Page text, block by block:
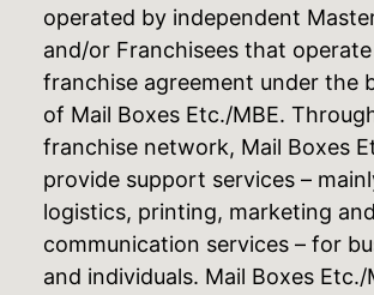
operated by independent
and/or Franchisees that
franchise agreement under the
of Mail Boxes Etc./MBE.
franchise network, Mail Boxes
provide support services –
logistics, printing, marketing and
communication services – for
and individuals. Mail Boxes Etc./